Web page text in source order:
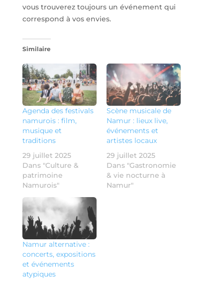
vous trouverez toujours un événement qui
correspond à vos envies.
Similaire
Agenda des festivals
namurois : film,
musique et
traditions
29 juillet 2025
Dans "Culture &
patrimoine
Namurois"
Scène musicale de
Namur : lieux live,
événements et
artistes locaux
29 juillet 2025
Dans "Gastronomie
& vie nocturne à
Namur"
Namur alternative :
concerts, expositions
et événements
atypiques